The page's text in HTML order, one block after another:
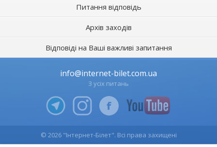
Питання відповідь
Архів заходів
Відповіді на Ваші важливі запитання
info@internet-bilet.com.ua
З усіх питань
© 2026 "Інтернет-Білет". Всі права захищені